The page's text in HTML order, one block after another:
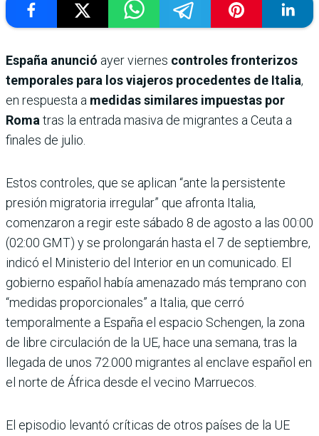
España anunció ayer viernes controles fronterizos
temporales para los viajeros procedentes de Italia,
en respuesta a medidas similares impuestas por
Roma tras la entrada masiva de migrantes a Ceuta a
finales de julio.
Estos controles, que se aplican “ante la persistente
presión migratoria irregular” que afronta Italia,
comenzaron a regir este sábado 8 de agosto a las 00:00
(02:00 GMT) y se prolongarán hasta el 7 de septiembre,
indicó el Ministerio del Interior en un comunicado. El
gobierno español había amenazado más temprano con
“medidas proporcionales” a Italia, que cerró
temporalmente a España el espacio Schengen, la zona
de libre circulación de la UE, hace una semana, tras la
llegada de unos 72.000 migrantes al enclave español en
el norte de África desde el vecino Marruecos.
El episodio levantó críticas de otros países de la UE